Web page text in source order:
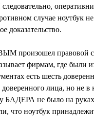
случае ноутбук
доказательство.
правовой
фирмам, где были
есть шесть
лица, но не в
БАДЕРА не было на руках
что ноутбук